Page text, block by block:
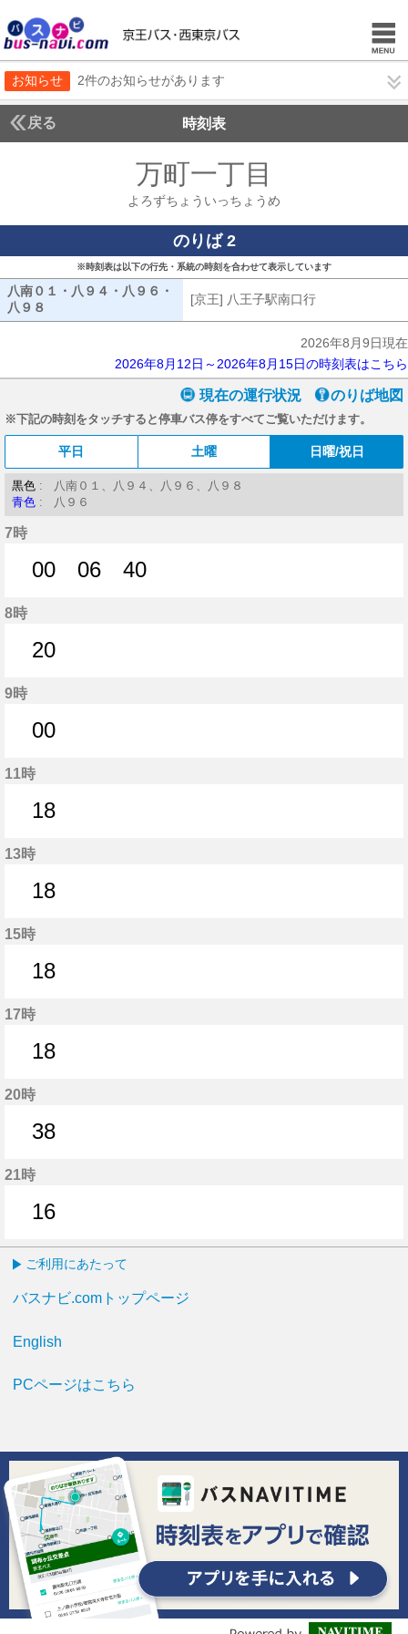
お知らせ 2件のお知らせがあります
戻る 時刻表
万町一丁目
よろずちょういっちょうめ
のりば 2
※時刻表は以下の行先・系統の時刻を合わせて表示しています
八南０１・八９４・八９６・
八９８
八南０１・八９４・八９６・八９８
[京王] 八王子駅南口行
2026年8月9日現在
2026年8月12日～2026年8月15日の時刻表はこちら
現在の運行状況 のりば地図
※下記の時刻をタッチすると停車バス停をすべてご覧いただけます。
平日 土曜 日曜/祝日
黒色 : 八南０１、八９４、八９６、八９８
青色 : 八９６
7時
00
06
40
8時
20
9時
00
11時
18
13時
18
15時
18
17時
18
20時
38
21時
16
ご利用にあたって
バスナビ.comトップページ
English
PCページはこちら